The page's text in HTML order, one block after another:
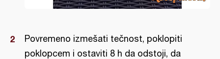
Povremeno izmešati tečnost, poklopiti
poklopcem i ostaviti 8 h da odstoji, da